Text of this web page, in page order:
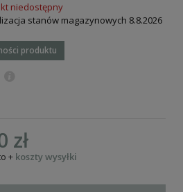
niedostępny
stanów magazynowych 8.8.2026
produktu
zł
+ koszty wysyłki